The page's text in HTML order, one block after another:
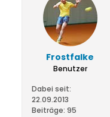
Frostfalke
Benutzer
Dabei seit:
22.09.2013
Beiträge: 95